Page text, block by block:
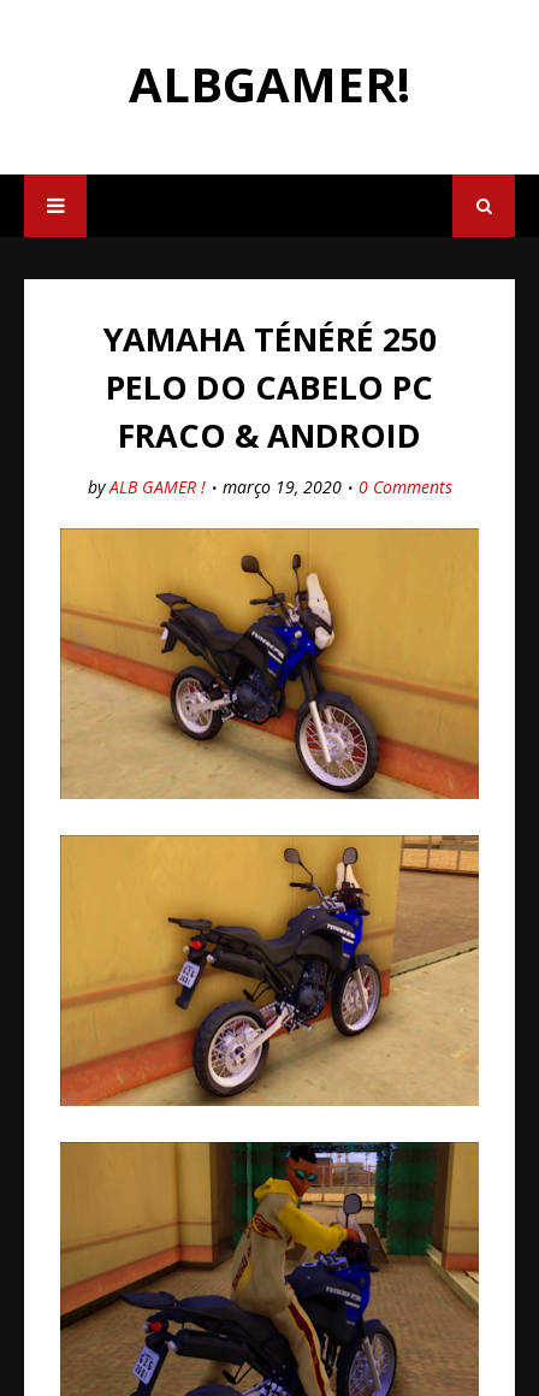
ALBGAMER!
YAMAHA TÉNÉRÉ 250
PELO DO CABELO PC
FRACO & ANDROID
by ALB GAMER ! março 19, 2020 0 Comments